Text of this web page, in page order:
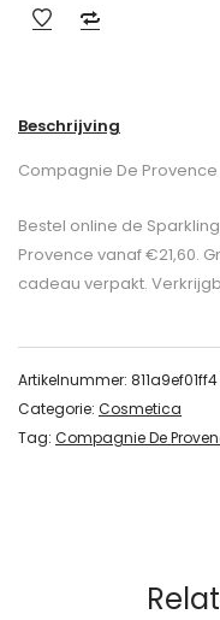
Beschrijving
Compagnie De
Bestel online de
Provence vanaf €21,60.
cadeau verpakt.
Artikelnummer: 811a9ef01ff4
Categorie: Cosmetica
Tag: Compagnie De